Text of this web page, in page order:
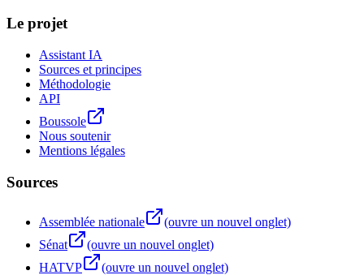
Le projet
Assistant IA
Sources et principes
Méthodologie
API
Boussole
Nous soutenir
Mentions légales
Sources
Assemblée nationale
(ouvre un nouvel onglet)
Sénat
(ouvre un nouvel onglet)
HATVP
(ouvre un nouvel onglet)